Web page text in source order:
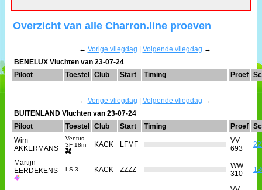
Overzicht van alle Charron.line proeven
← Vorige vliegdag Volgende vliegdag →
BENELUX Vluchten van 23-07-24
Piloot
Toestel Club Start Timing Proef
← Vorige vliegdag Volgende vliegdag →
BUITENLAND Vluchten van 23-07-24
Piloot
Toestel Club Start Timing Proef
Wim
AKKERMANS
Ventus
3F 18m
KACK LFMF
VV
693
Martijn
EERDEKENS
LS 3 KACK ZZZZ
WW
310